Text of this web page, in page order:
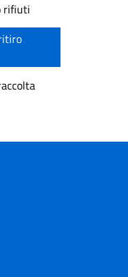
rifiuti